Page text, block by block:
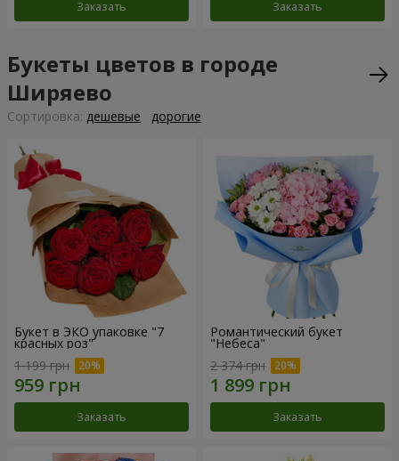
Заказать Заказать
Букеты цветов в городе
Ширяево
Cортировка: дешевые дорогие
Букет в ЭКО упаковке "7
красных роз"
1 199 грн
Заказать
Романтический букет
"Небеса"
2 374 грн
Заказать